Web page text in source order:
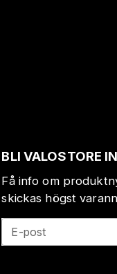
BLI VALOSTORE
Få info om
skickas högst
E-post